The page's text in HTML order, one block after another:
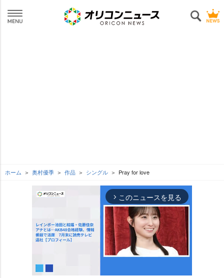
ホーム 奥村優季 作品 シングル Pray for love
arrow_forward_ios このニュースを見る